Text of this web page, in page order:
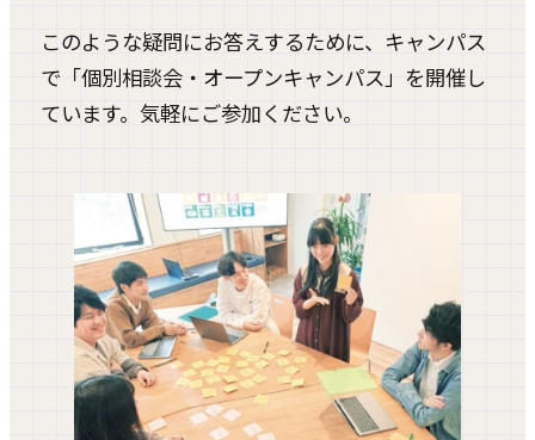
このような疑問にお答えするために、キャンパス
で「個別相談会・オープンキャンパス」を開催し
ています。気軽にご参加ください。